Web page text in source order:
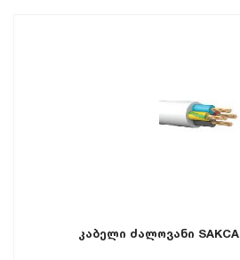
კაბელი ძალოვანი